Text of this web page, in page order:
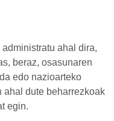
ahal dira,
beraz, osasunaren
da edo nazioarteko
ahal dute beharrezkoak
egin.